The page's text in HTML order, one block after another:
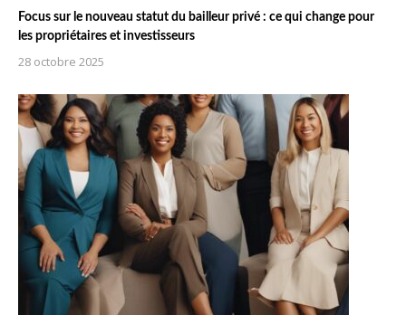
Focus sur le nouveau statut du bailleur privé : ce qui change pour
les propriétaires et investisseurs
28 octobre 2025